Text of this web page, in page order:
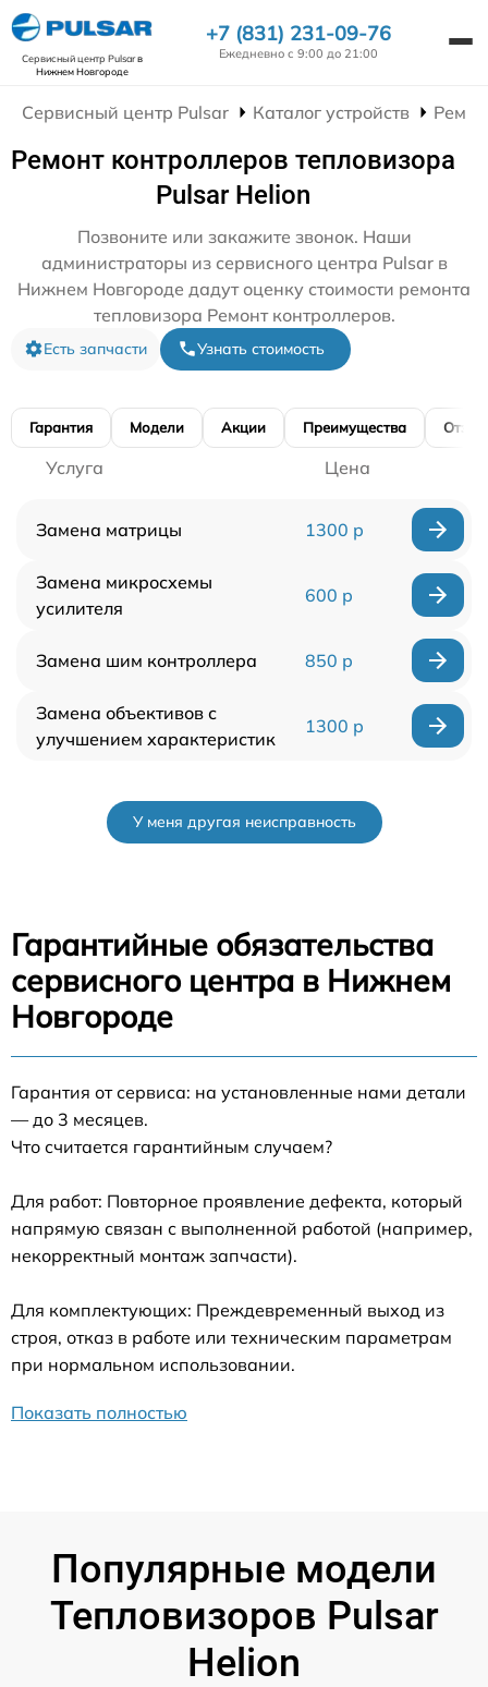
Сервисный центр Pulsarв
Нижнем Новгороде
+7 (831) 231-09-76
Ежедневно с 9:00 до 21:00
Сервисный центр Pulsar Каталог устройств
Ремонт контроллеров тепловизора
Pulsar Helion
Позвоните или закажите звонок. Наши
администраторы из сервисного центра Pulsar в
Нижнем Новгороде дадут оценку стоимости ремонта
тепловизора Ремонт контроллеров.
Есть запчасти Узнать стоимость
Гарантия Модели Акции Преимущества
Услуга Цена
Замена матрицы 1300 р
Замена микросхемы
усилителя
600 р
Замена шим контроллера 850 р
Замена объективов с
улучшением характеристик
1300 р
У меня другая неисправность
Гарантийные обязательства
сервисного центра в Нижнем
Новгороде
Гарантия от сервиса: на установленные нами детали
— до 3 месяцев.
Что считается гарантийным случаем?
Для работ: Повторное проявление дефекта, который
напрямую связан с выполненной работой (например,
некорректный монтаж запчасти).
Для комплектующих: Преждевременный выход из
строя, отказ в работе или техническим параметрам
при нормальном использовании.
Показать полностью
Популярные модели
Тепловизоров Pulsar
Helion